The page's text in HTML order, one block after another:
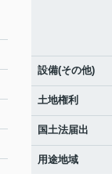
設備(その他)
土地権利
国土法届出
用途地域